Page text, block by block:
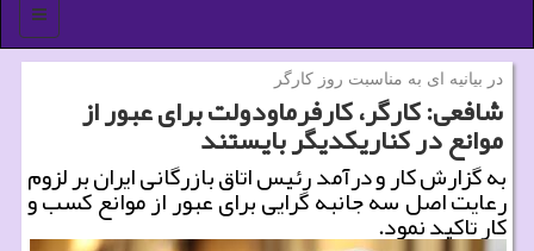
منو
در بیانیه ای به مناسبت روز كارگر
شافعی: كارگر، كارفرماودولت برای عبور از
موانع در كناریكدیگر بایستند
به گزارش كار و درآمد رئیس اتاق بازرگانی ایران بر لزوم
رعایت اصل سه جانبه گرایی برای عبور از موانع كسب و
كار تاكید نمود.